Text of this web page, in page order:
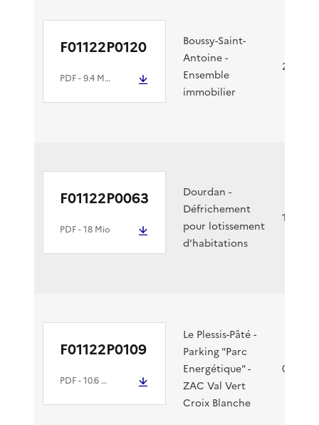
F01122P0120
PDF- 9.4 Mio
Boussy-Saint-
Antoine -
Ensemble
immobilier
24/05/
F01122P0063
PDF- 18 Mio
Dourdan -
Défrichement
pour lotissement
d’habitations
12/05/
F01122P0109
PDF- 10.6 Mio
Le Plessis-Pâté -
Parking "Parc
Energétique" -
ZAC Val Vert
Croix Blanche
05/05/